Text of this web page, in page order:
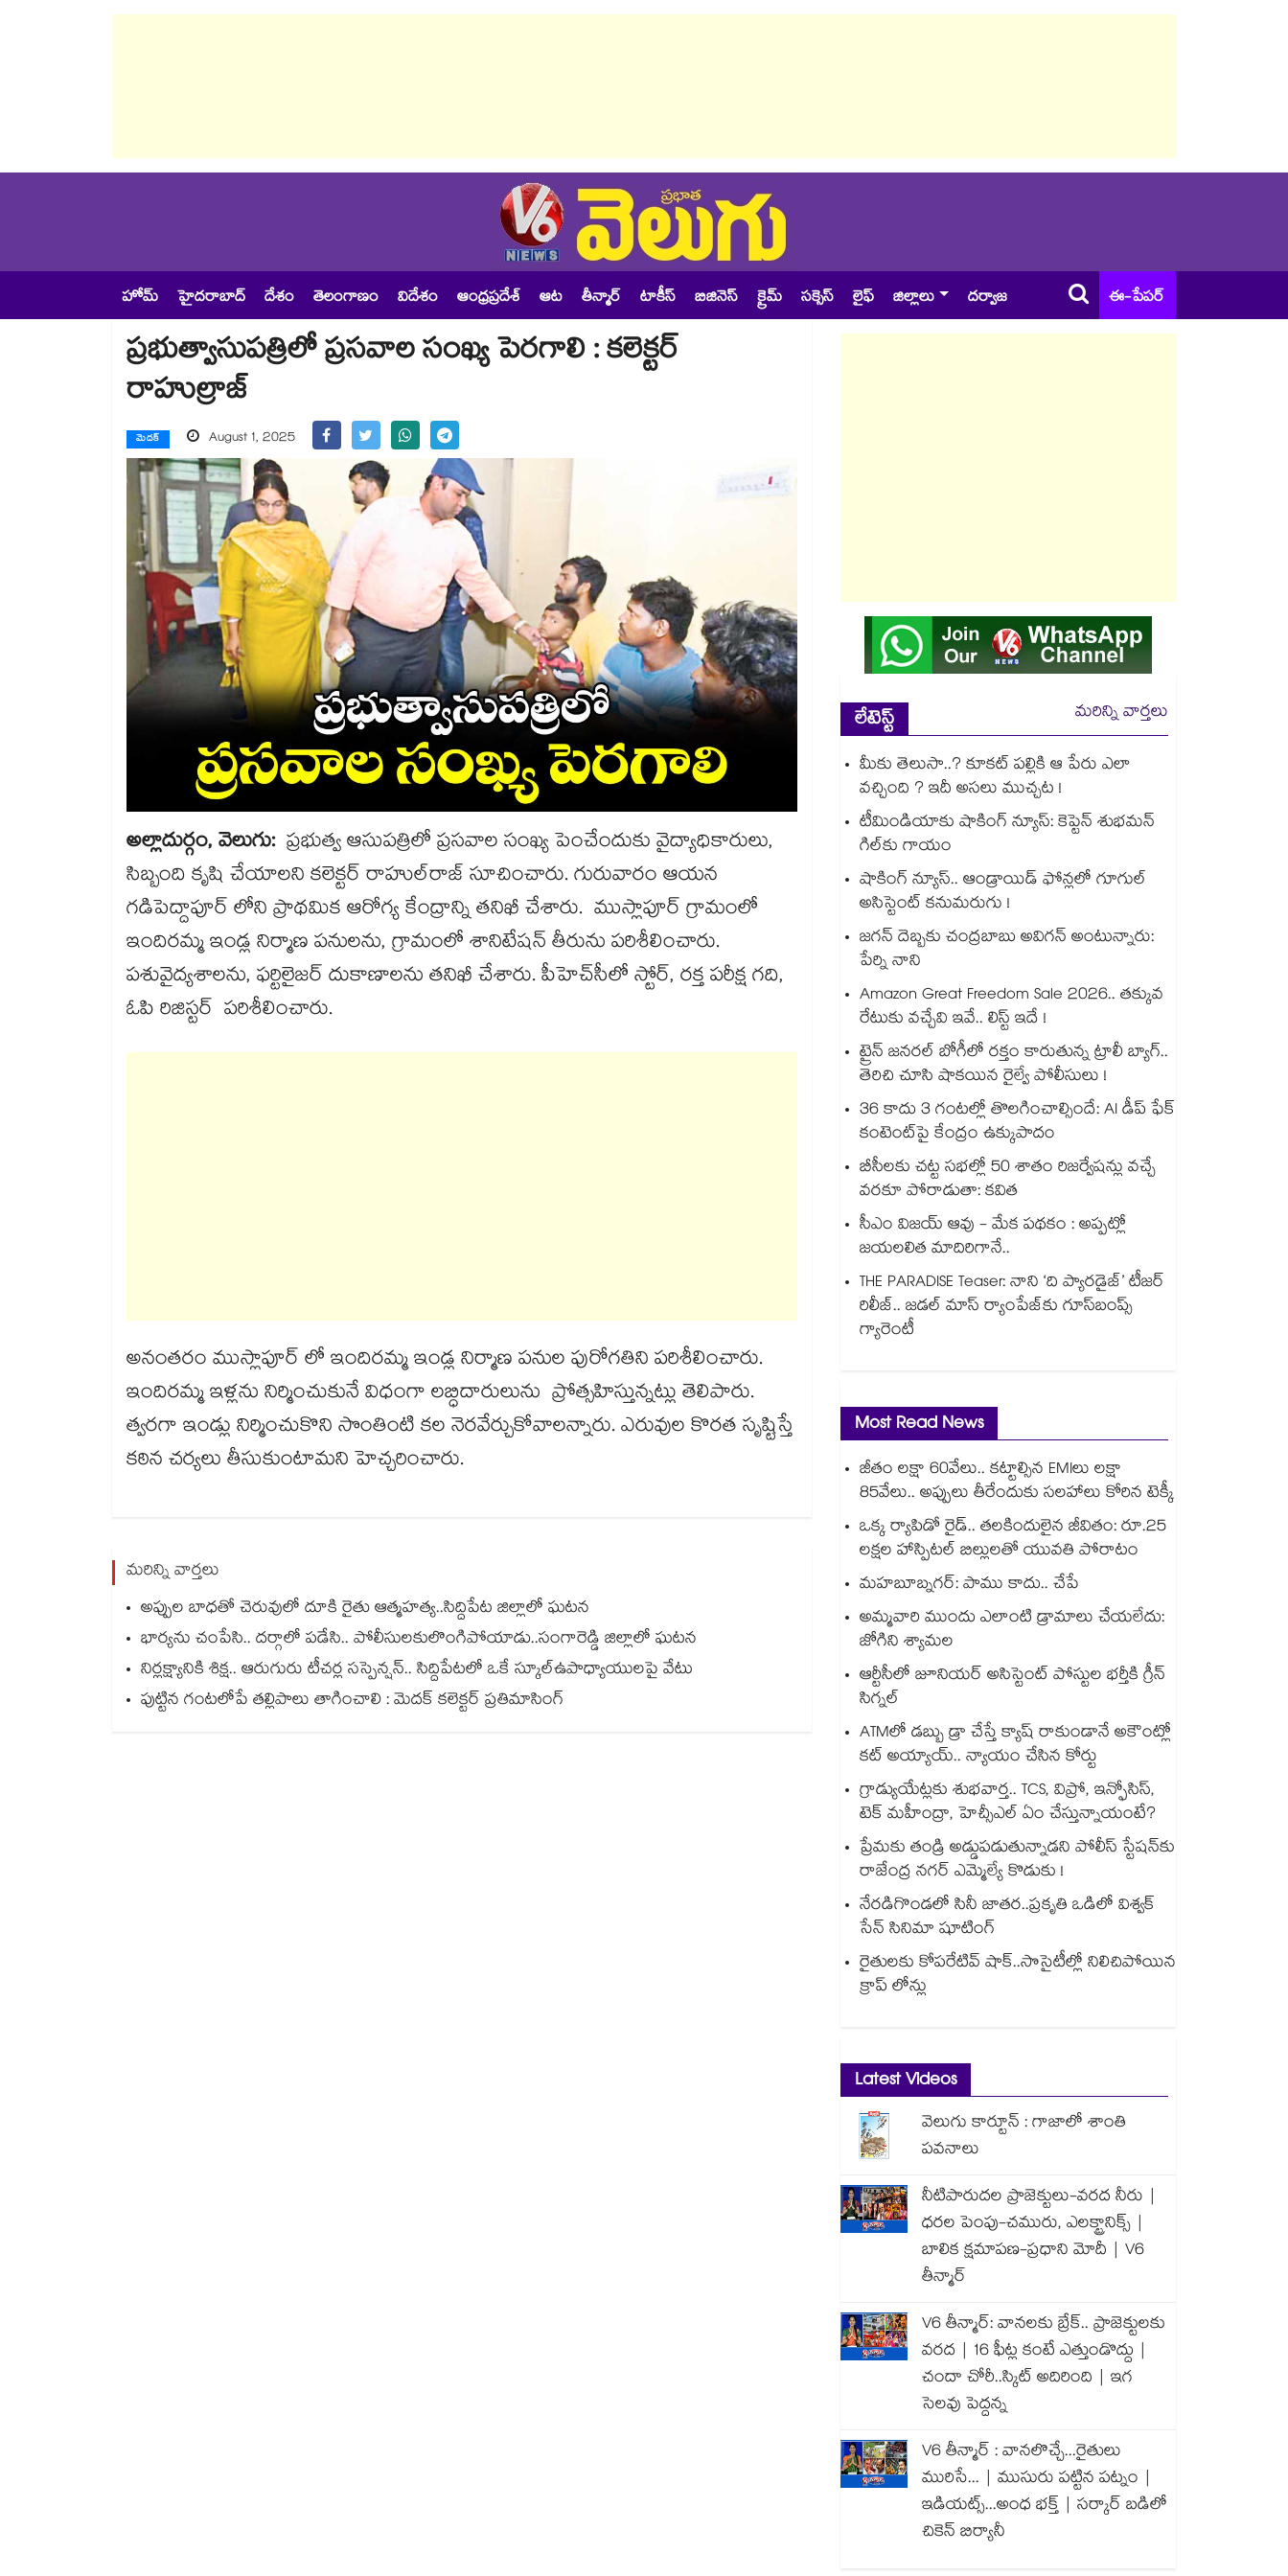
హోమ్ హైదరాబాద్ దేశం తెలంగాణం విదేశం ఆంధ్రప్రదేశ్ ఆట తీన్మార్ టాకీస్ బిజినెస్ క్రైమ్ సక్సెస్ లైఫ్ జిల్లాలు దర్వాజ ఈ-పేపర్
ప్రభుత్వాసుపత్రిలో ప్రసవాల సంఖ్య పెరగాలి : కలెక్టర్
రాహుల్రాజ్
మెదక్ August 1, 2025
అల్లాదుర్గం, వెలుగు: ప్రభుత్వ ఆసుపత్రిలో ప్రసవాల సంఖ్య పెంచేందుకు వైద్యాధికారులు,
సిబ్బంది కృషి చేయాలని కలెక్టర్​ రాహుల్​రాజ్​ సూచించారు. గురువారం ఆయన
గడిపెద్దాపూర్ లోని ప్రాథమిక ఆరోగ్య కేంద్రాన్ని తనిఖీ చేశారు. ముస్లాపూర్ గ్రామంలో
ఇందిరమ్మ ఇండ్ల నిర్మాణ పనులను, గ్రామంలో శానిటేషన్ తీరును పరిశీలించారు.
పశువైద్యశాలను, ఫర్టిలైజర్ దుకాణాలను తనిఖీ చేశారు. పీహెచ్​సీలో స్టోర్, రక్త పరీక్ష గది,
ఓపి రిజిస్టర్ పరిశీలించారు.
అనంతరం ముస్లాపూర్ లో ఇందిరమ్మ ఇండ్ల నిర్మాణ పనుల పురోగతిని పరిశీలించారు.
ఇందిరమ్మ ఇళ్లను నిర్మించుకునే విధంగా లబ్ధిదారులును ప్రోత్సహిస్తున్నట్లు తెలిపారు.
త్వరగా ఇండ్లు నిర్మించుకొని సొంతింటి కల నెరవేర్చుకోవాలన్నారు. ఎరువుల కొరత సృష్టిస్తే
కఠిన చర్యలు తీసుకుంటామని హెచ్చరించారు.
మరిన్ని వార్తలు
అప్పుల బాధతో చెరువులో దూకి రైతు ఆత్మహత్య..సిద్దిపేట జిల్లాలో ఘటన
భార్యను చంపేసి.. దర్గాలో పడేసి.. పోలీసులకులొంగిపోయాడు..సంగారెడ్డి జిల్లాలో ఘటన
నిర్లక్ష్యానికి శిక్ష.. ఆరుగురు టీచర్ల సస్పెన్షన్.. సిద్దిపేటలో ఒకే స్కూల్ఉపాధ్యాయులపై వేటు
పుట్టిన గంటలోపే తల్లిపాలు తాగించాలి : మెదక్ కలెక్టర్ ప్రతిమాసింగ్
లేటెస్ట్
మరిన్ని వార్తలు
మీకు తెలుసా..? కూకట్ పల్లికి ఆ పేరు ఎలా
వచ్చింది ? ఇదీ అసలు ముచ్చట !
టీమిండియాకు షాకింగ్ న్యూస్: కెప్టెన్ శుభమన్
గిల్‎కు గాయం
షాకింగ్ న్యూస్.. ఆండ్రాయిడ్ ఫోన్లలో గూగుల్
అసిస్టెంట్ కనుమరుగు !
జగన్ దెబ్బకు చంద్రబాబు అవిగన్ అంటున్నారు:
పేర్ని నాని
Amazon Great Freedom Sale 2026.. తక్కువ
రేటుకు వచ్చేవి ఇవే.. లిస్ట్ ఇదే !
ట్రైన్ జనరల్ బోగీలో రక్తం కారుతున్న ట్రాలీ బ్యాగ్..
తెరిచి చూసి షాకయిన రైల్వే పోలీసులు !
36 కాదు 3 గంటల్లో తొలగించాల్సిందే: AI డీప్ ఫేక్
కంటెంట్‎పై కేంద్రం ఉక్కుపాదం
బీసీలకు చట్ట సభల్లో 50 శాతం రిజర్వేషన్లు వచ్చే
వరకూ పోరాడుతా: కవిత
సీఎం విజయ్ ఆవు - మేక పథకం : అప్పట్లో
జయలలిత మాదిరిగానే..
THE PARADISE Teaser: నాని ‘ది ప్యారడైజ్‌‌’ టీజర్
రిలీజ్.. జడల్ మాస్ ర్యాంపేజ్‌కు గూస్‌బంప్స్
గ్యారెంటీ
Most Read News
జీతం లక్షా 60వేలు.. కట్టాల్సిన EMIలు లక్షా
85వేలు.. అప్పులు తీరేందుకు సలహాలు కోరిన టెక్కీ
ఒక్క ర్యాపిడో రైడ్.. తలకిందులైన జీవితం: రూ.25
లక్షల హాస్పిటల్ బిల్లులతో యువతి పోరాటం
మహబూబ్నగర్: పాము కాదు.. చేపే
అమ్మవారి ముందు ఎలాంటి డ్రామాలు చేయలేదు:
జోగిని శ్యామల
ఆర్టీసీలో జూనియర్ అసిస్టెంట్‌‌ పోస్టుల భర్తీకి గ్రీన్‌‌
సిగ్నల్
ATMలో డబ్బు డ్రా చేస్తే క్యాష్ రాకుండానే అకౌంట్లో
కట్ అయ్యాయ్.. న్యాయం చేసిన కోర్టు
గ్రాడ్యుయేట్లకు శుభవార్త.. TCS, విప్రో, ఇన్ఫోసిస్,
టెక్ మహీంద్రా, హెచ్సీఎల్ ఏం చేస్తున్నాయంటే?
ప్రేమకు తండ్రి అడ్డుపడుతున్నాడని పోలీస్ స్టేషన్⁪కు
రాజేంద్ర నగర్ ఎమ్మెల్యే కొడుకు !
నేరడిగొండలో సినీ జాతర..ప్రకృతి ఒడిలో విశ్వక్
సేన్ సినిమా షూటింగ్
రైతులకు కోపరేటివ్ షాక్..సొసైటీల్లో నిలిచిపోయిన
క్రాప్ లోన్లు
Latest Videos
వెలుగు కార్టూన్ : గాజాలో శాంతి
పవనాలు
నీటిపారుదల ప్రాజెక్టులు-వరద నీరు |
ధరల పెంపు-చమురు, ఎలక్ట్రానిక్స్ |
బాలిక క్షమాపణ-ప్రధాని మోదీ | V6
తీన్మార్
V6 తీన్మార్: వానలకు బ్రేక్.. ప్రాజెక్టులకు
వరద | 16 ఫీట్ల కంటే ఎత్తుండొద్దు |
చందా చోరీ..స్కిట్ అదిరింది | ఇగ
సెలవు పెద్దన్న
V6 తీన్మార్ : వానలొచ్చే...రైతులు
మురిసే... | ముసురు పట్టిన పట్నం |
ఇడియట్స్...అంధ భక్త్ | సర్కార్ బడిలో
చికెన్ బిర్యానీ